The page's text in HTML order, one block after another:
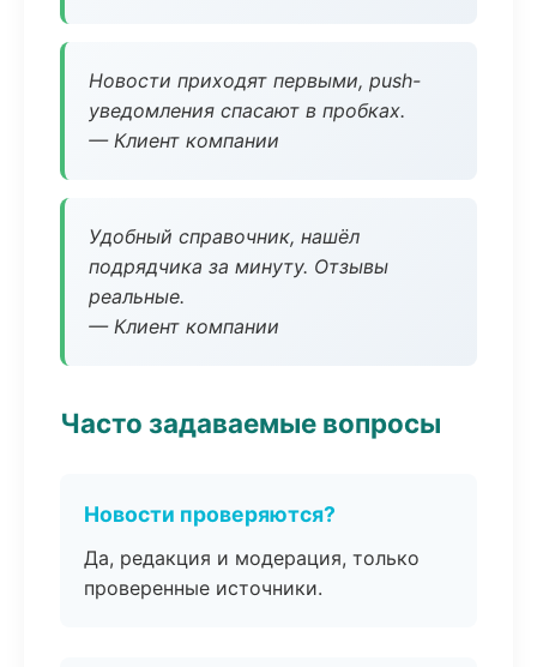
Новости приходят первыми, push-
уведомления спасают в пробках.
— Клиент компании
Удобный справочник, нашёл
подрядчика за минуту. Отзывы
реальные.
— Клиент компании
Часто задаваемые вопросы
Новости проверяются?
Да, редакция и модерация, только
проверенные источники.